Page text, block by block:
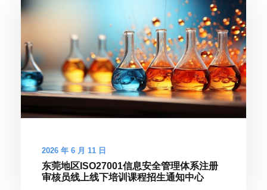
2026 年 6 月 11 日
东莞地区ISO27001信息安全管理体系注册
审核员线上线下培训课程招生通知中心